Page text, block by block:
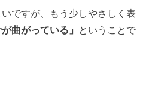
ですが、もう少しやさしく表
曲がっている」 ということで